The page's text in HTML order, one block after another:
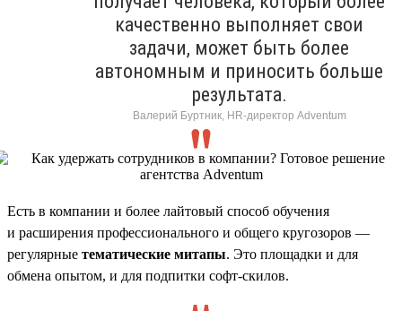
качественно выполняет свои
задачи, может быть более
автономным и приносить больше
результата.
Валерий Буртник, HR-директор Adventum
Есть в компании и более лайтовый способ обучения
и расширения профессионального и общего кругозоров —
регулярные тематические митапы. Это площадки и для
обмена опытом, и для подпитки софт-скилов.